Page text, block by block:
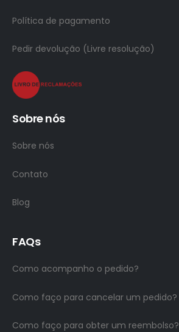
Política de pagamento
Pedir devolução (Livre resolução)
Sobre nós
Sobre nós
Contato
Blog
FAQs
Como acompanho o pedido?
Como faço para cancelar um pedido?
Como faço para obter um reembolso?